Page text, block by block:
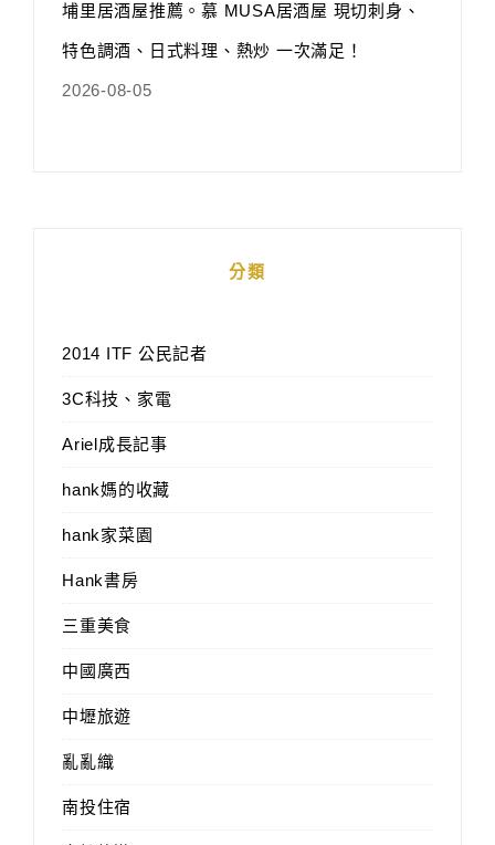
埔里居酒屋推薦。慕 MUSA居酒屋 現切刺身、
特色調酒、日式料理、熱炒 一次滿足！
2026-08-05
分類
2014 ITF 公民記者
3C科技、家電
Ariel成長記事
hank媽的收藏
hank家菜園
Hank書房
三重美食
中國廣西
中壢旅遊
亂亂織
南投住宿